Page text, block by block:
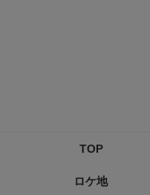
TOP
ロケ地